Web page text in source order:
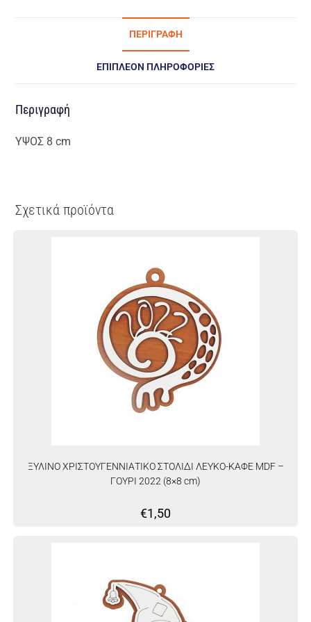
ΠΕΡΙΓΡΑΦΉ
ΕΠΙΠΛΈΟΝ ΠΛΗΡΟΦΟΡΊΕΣ
Περιγραφή
ΥΨΟΣ 8 cm
Σχετικά προϊόντα
ΞΥΛΙΝΟ ΧΡΙΣΤΟΥΓΕΝΝΙΑΤΙΚΟ ΣΤΟΛΙΔΙ ΛΕΥΚΟ-ΚΑΦΕ MDF –
ΓΟΥΡΙ 2022 (8×8 cm)
€1,50